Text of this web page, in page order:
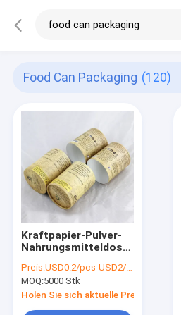
Food Can Packaging (120)
Kraftpapier-Pulver-
Nahrungsmitteldosen
mit
kundengebundenem
Logo verpacken
Preis:USD0.2/pcs-USD2/pcs for different sizes and requirements
MOQ:5000 Stk
Holen Sie sich aktuelle Preis